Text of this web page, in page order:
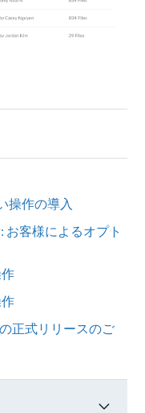
操作の導入
お客様によるオプト
正式リリースのご